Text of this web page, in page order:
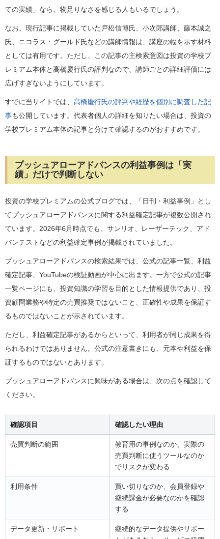
ての実績」なら、物足りなさを感じる人もいるでしょう。
なお、現行記事に掲載していた戸松信博氏、小次郎講師、藤本誠之
氏、ニコラス・グールド氏などの講師情報は、講座の幅を示す材料
としては有用です。ただし、この記事の主検索意図は投資の学校プ
レミアム本体と高橋慶行氏の評判なので、講師ごとの詳細評価には
広げすぎないようにしています。
すでに当サイトでは、 高橋慶行氏の評判や経歴を個別に調査した記
事も公開しています。代表者個人の詳細を知りたい場合は、投資の
学校プレミアム本体の記事と分けて確認するのがおすすめです。
プッシュアローアドバンスの利益事例は「実
績」だけで判断しない
投資の学校プレミアムの公式ブログでは、「日刊・利益事例」とし
てプッシュアローアドバンスに関する利益確定記事が複数公開され
ています。2026年6月時点でも、サンリオ、レーザーテック、アド
バンテストなどの利益確定事例が掲載されていました。
プッシュアローアドバンスの検索結果では、公式の記事一覧、利益
確定記事、YouTubeの検証動画が中心に出ます。一方で公式の記事
一覧ページにも、投資知識の学習を目的とした情報提供であり、投
資顧問業務や特定の売買推奨ではないこと、正確性や成果を保証す
るものではないことが示されています。
ただし、利益確定記事があるからといって、利用者が同じ成果を得
られるわけではありません。公式の注意書きにも、元本や利益を保
証するものではないとあります。
プッシュアローアドバンスに興味がある場合は、次の点を確認して
ください。
確認項目 確認したい理由
売買判断の範囲
教育用の事例なのか、実際の
売買判断に使うツールなのか
でリスクが変わる
利用条件
買い切りなのか、会員登録や
継続課金が必要なのかを確認
する
データ更新・サポート
継続的なデータ提供やサポー